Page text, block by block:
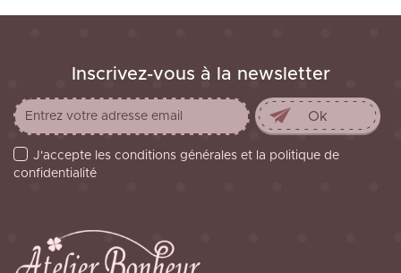
Inscrivez-vous à la newsletter
J'accepte les conditions générales et la politique de
confidentialité